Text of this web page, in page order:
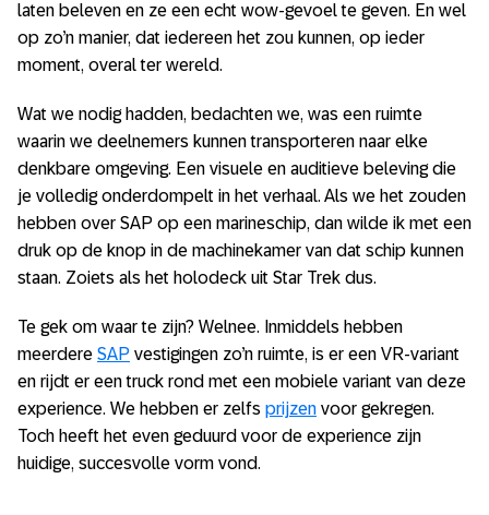
laten beleven en ze een echt wow-gevoel te geven. En wel
op zo’n manier, dat iedereen het zou kunnen, op ieder
moment, overal ter wereld.
Wat we nodig hadden, bedachten we, was een ruimte
waarin we deelnemers kunnen transporteren naar elke
denkbare omgeving. Een visuele en auditieve beleving die
je volledig onderdompelt in het verhaal. Als we het zouden
hebben over SAP op een marineschip, dan wilde ik met een
druk op de knop in de machinekamer van dat schip kunnen
staan. Zoiets als het holodeck uit Star Trek dus.
Te gek om waar te zijn? Welnee. Inmiddels hebben
meerdere SAP vestigingen zo’n ruimte, is er een VR-variant
en rijdt er een truck rond met een mobiele variant van deze
experience. We hebben er zelfs prijzen voor gekregen.
Toch heeft het even geduurd voor de experience zijn
huidige, succesvolle vorm vond.